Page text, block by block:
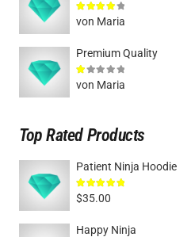
Bewertet mit
von Maria
Premium Quality
Bewertet mit
von Maria
Top Rated Products
Patient Ninja Hoodie
Bewertet mit
$35.00
Happy Ninja